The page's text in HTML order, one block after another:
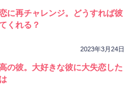
に再チャレンジ。どうすれば彼
くれる？
2023年3月24日
の彼。大好きな彼に大失恋した